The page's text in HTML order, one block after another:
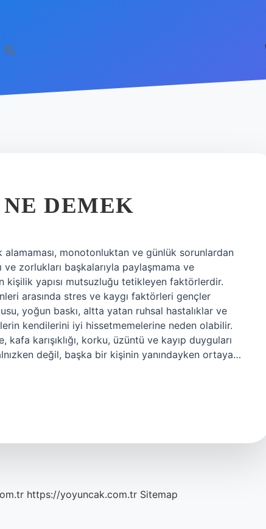
DEMEK
monotonluktan ve günlük sorunlardan
ve zorlukları başkalarıyla paylaşmama ve
yapısı mutsuzluğu tetikleyen faktörlerdir.
arasında stres ve kaygı faktörleri gençler
yoğun baskı, altta yatan ruhsal hastalıklar ve
kendilerini iyi hissetmemelerine neden olabilir.
kafa karışıklığı, korku, üzüntü ve kayıp duyguları
değil, başka bir kişinin yanındayken ortaya…
https://yoyuncak.com.tr Sitemap